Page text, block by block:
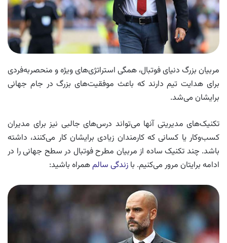
مربیان بزرگ دنیای فوتبال، همگی استراتژی‌های ویژه و منحصربه‌فردی
برای هدایت تیم دارند که باعث موفقیت‌های بزرگ در جام جهانی
برایشان می‌شد.
تکنیک‌های مدیریتی آنها می‌تواند درس‌های جالبی نیز برای مدیران
کسب‌وکار یا کسانی که کارمندان زیادی برایشان کار می‌کنند، داشته
باشد. چند تکنیک ساده از مربیان مطرح فوتبال در سطح جهانی را در
ادامه برایتان مرور می‌کنیم. با زندگی سالمهمراه باشید: